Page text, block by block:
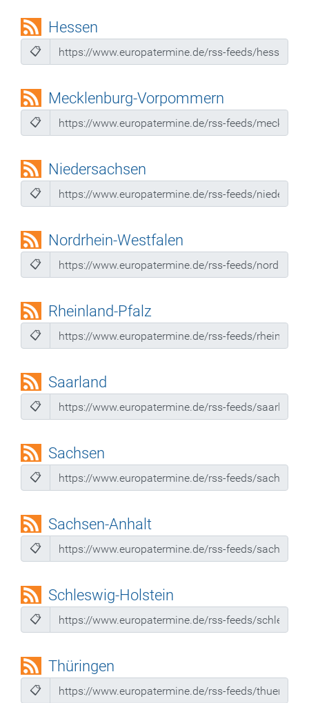
Hessen
📋
Mecklenburg-Vorpommern
📋
Niedersachsen
📋
Nordrhein-Westfalen
📋
Rheinland-Pfalz
📋
Saarland
📋
Sachsen
📋
Sachsen-Anhalt
📋
Schleswig-Holstein
📋
Thüringen
📋